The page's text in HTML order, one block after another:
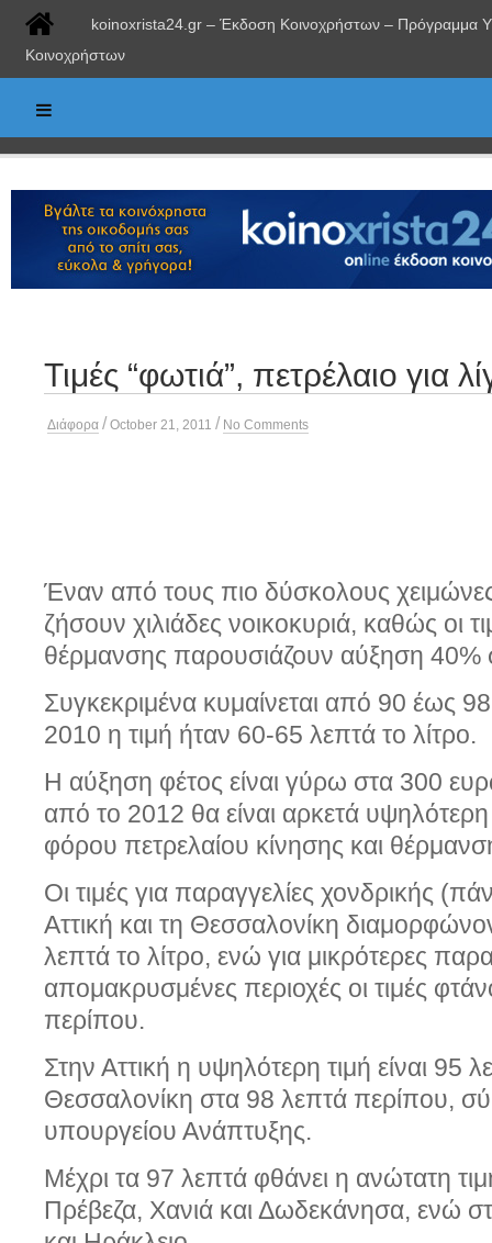
koinoxrista24.gr – Έκδοση Κοινοχρήστων – Πρόγραμμα
Κοινοχρήστων
Τιμές “φωτιά”, πετρέλαιο για
Διάφορα / October 21, 2011 / No Comments
Έναν από τους πιο δύσκολους
ζήσουν χιλιάδες νοικοκυριά, καθώς οι
θέρμανσης παρουσιάζουν αύξηση 40%
Συγκεκριμένα κυμαίνεται από 90 έως
2010 η τιμή ήταν 60-65 λεπτά το λίτρο.
Η αύξηση φέτος είναι γύρω στα 300
από το 2012 θα είναι αρκετά
φόρου πετρελαίου κίνησης και
Οι τιμές για παραγγελίες χονδρικής
Αττική και τη Θεσσαλονίκη
λεπτά το λίτρο, ενώ για μικρότερες
απομακρυσμένες περιοχές οι τιμές
περίπου.
Στην Αττική η υψηλότερη τιμή είναι 95
Θεσσαλονίκη στα 98 λεπτά περίπου,
υπουργείου Ανάπτυξης.
Μέχρι τα 97 λεπτά φθάνει η ανώτατη
Πρέβεζα, Χανιά και Δωδεκάνησα, ενώ